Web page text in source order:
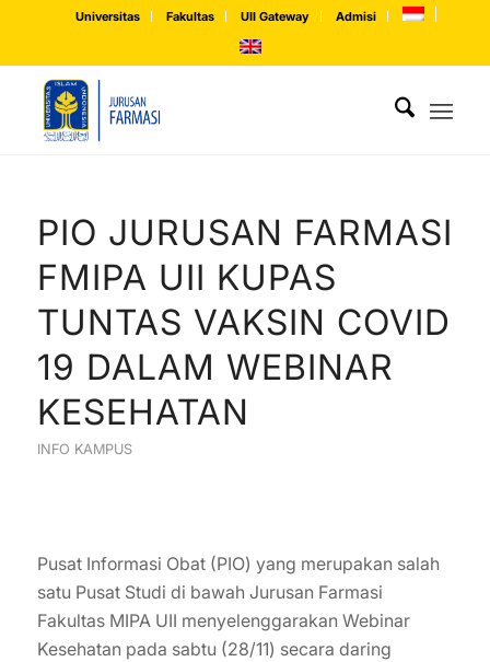
Universitas Fakultas UII Gateway Admisi
PIO JURUSAN FARMASI
FMIPA UII KUPAS
TUNTAS VAKSIN COVID
19 DALAM WEBINAR
KESEHATAN
INFO KAMPUS
Pusat Informasi Obat (PIO) yang merupakan salah
satu Pusat Studi di bawah Jurusan Farmasi
Fakultas MIPA UII menyelenggarakan Webinar
Kesehatan pada sabtu (28/11) secara daring